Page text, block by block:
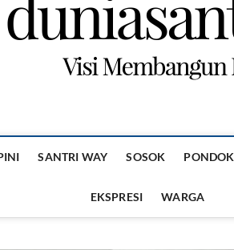
SANTRI WAY SOSOK PONDOK
EKSPRESI WARGA